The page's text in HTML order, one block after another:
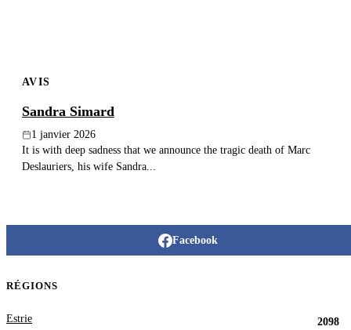
AVIS
Sandra Simard
1 janvier 2026
It is with deep sadness that we announce the tragic death of Marc
Deslauriers, his wife Sandra...
Facebook
RÉGIONS
Estrie
2098